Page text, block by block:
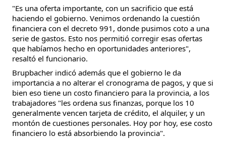
"Es una oferta importante, con un sacrificio que está
haciendo el gobierno. Venimos ordenando la cuestión
financiera con el decreto 991, donde pusimos coto a una
serie de gastos. Esto nos permitió corregir esas ofertas
que habíamos hecho en oportunidades anteriores",
resaltó el funcionario.
Brupbacher indicó además que el gobierno le da
importancia a no alterar el cronograma de pagos, y que si
bien eso tiene un costo financiero para la provincia, a los
trabajadores "les ordena sus finanzas, porque los 10
generalmente vencen tarjeta de crédito, el alquiler, y un
montón de cuestiones personales. Hoy por hoy, ese costo
financiero lo está absorbiendo la provincia".